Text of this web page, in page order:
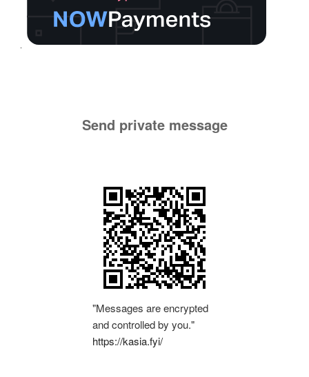
Send private message
"Messages are encrypted
and controlled by you."
https://kasia.fyi/